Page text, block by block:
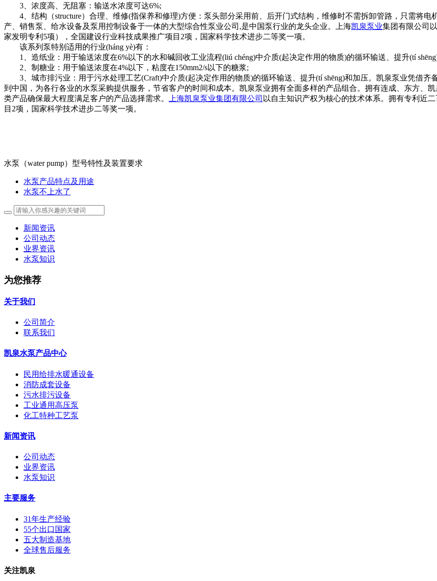
3、浓度高、无阻塞：输送水浓度可达6%;
4、结构（structure）合理、维修(指保养和修理)方便：泵头部分采用前、后开门式结构，维修时不需拆卸管路，只需将电
产、销售泵、给水设备及泵用控制设备于一体的大型综合性泵业公司,是中国泵行业的龙头企业。上海凯泉泵业集团有限公司
家发明专利5项），全国建设行业科技成果推广项目2项，国家科学技术进步二等奖一项。
该系列泵特别适用的行业(háng yè)有：
1、造纸业：用于输送浓度在6%以下的水和碱回收工业流程(liú chéng)中介质(起决定作用的物质)的循环输送、提升(tí
2、制糖业：用于输送浓度在4%以下，粘度在150mm2/s以下的糖浆;
3、城市排污业：用于污水处理工艺(Craft)中介质(起决定作用的物质)的循环输送、提升(tí shēng)和加压。凯泉泵业凭借齐
到中国，为各行各业的水泵采购提供服务，节省客户的时间和成本。凯泉泵业拥有全面多样的产品组合。拥有连成、东方、
类产品确保最大程度满足客户的产品选择需求。
上海凯泉泵业集团有限公司 以自主知识产权为核心的技术体系。拥有专利近
目2项，国家科学技术进步二等奖一项。
水泵（water pump）型号特性及装置要求
水泵产品特点及用途
水泵不上水了
新闻资讯
公司动态
业界资讯
水泵知识
为您推荐
关于我们
公司简介
联系我们
凯泉水泵产品中心
民用给排水暖通设备
消防成套设备
污水排污设备
工业通用高压泵
化工特种工艺泵
新闻资讯
公司动态
业界资讯
水泵知识
主要服务
31年生产经验
55个出口国家
五大制造基地
全球售后服务
关注凯泉